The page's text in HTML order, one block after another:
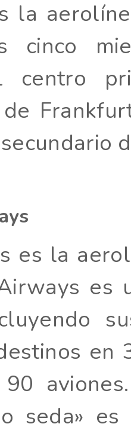
la
cinco
centro
es la
es
en
seda»